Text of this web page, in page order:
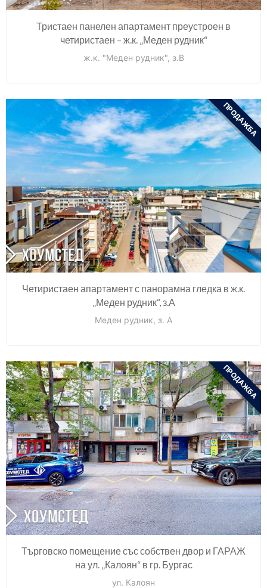
Тристаен панелен апартамент преустроен в
четиристаен – ж.к. „Меден рудник“
ж.к. "Меден рудник", з.В
ПРОДАЖБА
Четиристаен апартамент с панорамна гледка в ж.к.
„Меден рудник“, з.А
Меден рудник, з. А
ПРОДАЖБА
Търговско помещение със собствен двор и ГАРАЖ
на ул. „Калоян“ в гр. Бургас
ул. Калоян